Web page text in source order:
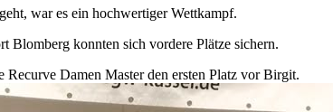
war es ein hochwertiger Wettkampf.
Blomberg konnten sich vordere Plätze sichern.
Recurve Damen Master den ersten Platz vor Birgit.